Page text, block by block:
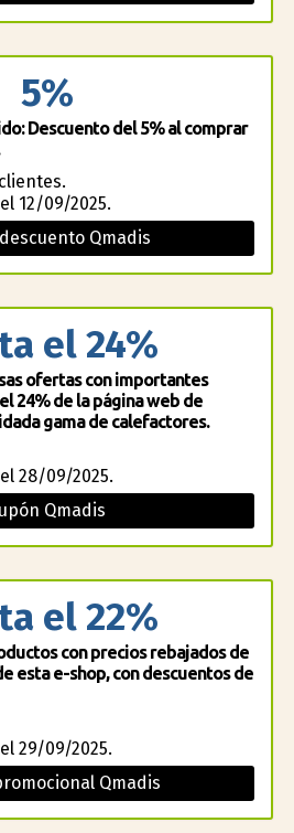
5%
Descuento del 5% al comprar
12/09/2025.
Qmadis
el 24%
ofertas con importantes
24% de la página web de
gama de calefactores.
28/09/2025.
Qmadis
el 22%
con precios rebajados de
esta e-shop, con descuentos de
29/09/2025.
Qmadis